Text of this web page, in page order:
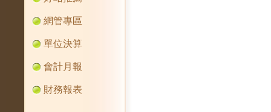
網管專區
單位決算
會計月報
財務報表